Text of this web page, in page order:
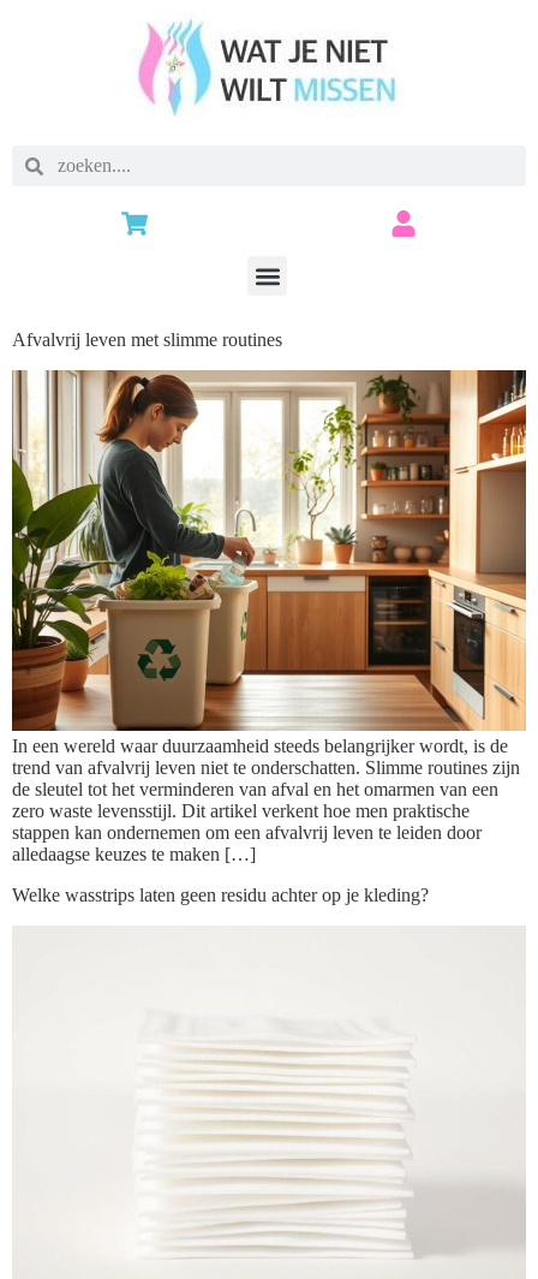
Afvalvrij leven met slimme routines
In een wereld waar duurzaamheid steeds belangrijker wordt, is de
trend van afvalvrij leven niet te onderschatten. Slimme routines zijn
de sleutel tot het verminderen van afval en het omarmen van een
zero waste levensstijl. Dit artikel verkent hoe men praktische
stappen kan ondernemen om een afvalvrij leven te leiden door
alledaagse keuzes te maken […]
Welke wasstrips laten geen residu achter op je kleding?